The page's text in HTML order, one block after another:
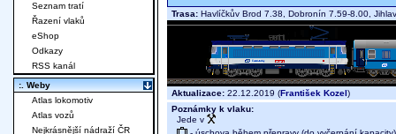
Trasa: Havlíčkův Brod 7.38, Dobronín 7.59-8.00,
Aktualizace: 22.12.2019 (František Kozel)
Poznámky k vlaku:
Jede v
Seznam tratí
Řazení vlaků
eShop
Odkazy
RSS kanál
:. Weby
Atlas lokomotiv
Atlas vozů
Nejkrásnější nádraží ČR